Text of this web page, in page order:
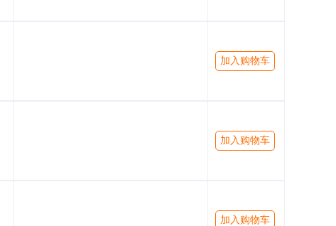
加入购物车
加入购物车
加入购物车